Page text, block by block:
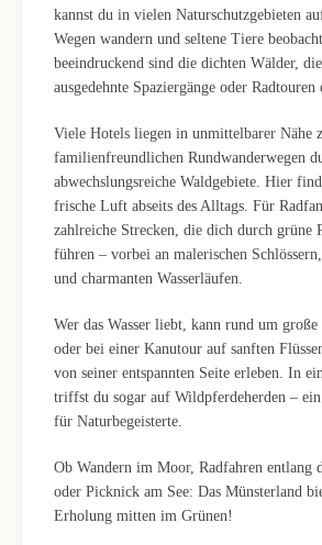
kannst du in vielen Naturschutzgebieten
Wegen wandern und seltene Tiere
beeindruckend sind die dichten Wälder,
ausgedehnte Spaziergänge oder Radtouren
Viele Hotels liegen in unmittelbarer Nähe
familienfreundlichen Rundwanderwegen
abwechslungsreiche Waldgebiete. Hier
frische Luft abseits des Alltags. Für
zahlreiche Strecken, die dich durch grüne
führen – vorbei an malerischen
und charmanten Wasserläufen.
Wer das Wasser liebt, kann rund um große
oder bei einer Kanutour auf sanften
von seiner entspannten Seite erleben. In
triffst du sogar auf Wildpferdeherden –
für Naturbegeisterte.
Ob Wandern im Moor, Radfahren entlang
oder Picknick am See: Das Münsterland
Erholung mitten im Grünen!